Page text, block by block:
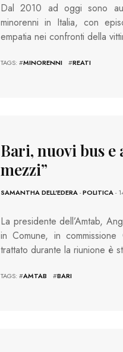
Dal 2010 ad oggi sono
minorenni in Italia, con
empatia nei confronti della
TAGS: #MINORENNI #REATI
Bari, nuovi bus e
mezzi”
SAMANTHA DELL'EDERA-POLITICA-
La presidente dell’Amtab,
in Comune, in
trattato durante la riunione è
TAGS: #AMTAB #BARI